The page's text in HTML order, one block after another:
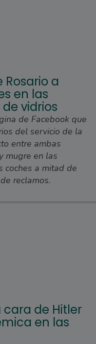
Rosario a
en las
vidrios
de Facebook que
del servicio de la
entre ambas
mugre en las
coches a mitad de
reclamos.
cara de Hitler
en las